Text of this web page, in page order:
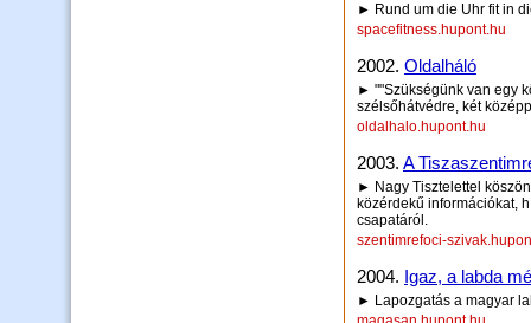
► Rund um die Uhr fit in
spacefitness.hupont.hu
2002. Oldalháló
► ""Szükségünk van egy
szélsőhátvédre, két
oldalhalo.hupont.hu
2003. A
► Nagy Tisztelettel
közérdekű információkat,
csapatáról.
szentimrefoci-
2004. Igaz, a labda
► Lapozgatás a magyar